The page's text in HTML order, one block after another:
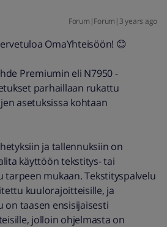
Forum|Forum|3 years ago
OmaYhteisöön! 😊
Premiumin eli N7950 -
parhaillaan rukattu
asetuksissa kohtaan
ja tallennuksiin on
käyttöön tekstitys- tai
tarpeen mukaan. Tekstityspalvelu
kuulorajoitteisille, ja
on taasen ensisijaisesti
jolloin ohjelmasta on